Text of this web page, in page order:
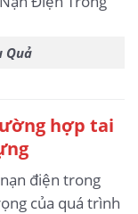
Quả
hợp tai
điện trong
của quá trình